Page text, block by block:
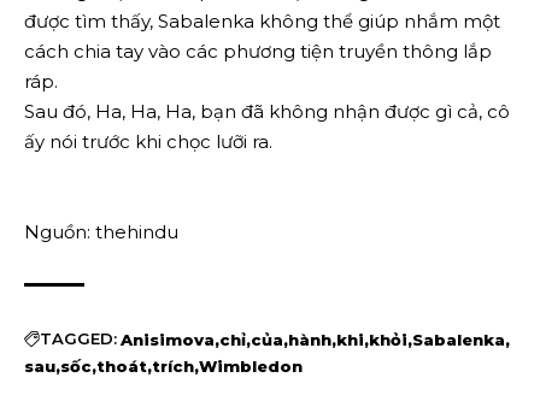
được tìm thấy, Sabalenka không thể giúp nhắm một
cách chia tay vào các phương tiện truyền thông lắp
ráp.
Sau đó, Ha, Ha, Ha, bạn đã không nhận được gì cả, cô
ấy nói trước khi chọc lưỡi ra.
Nguồn: thehindu
TAGGED:Anisimova chỉ của hành khi khỏi Sabalenka
sau sốc thoát trích Wimbledon